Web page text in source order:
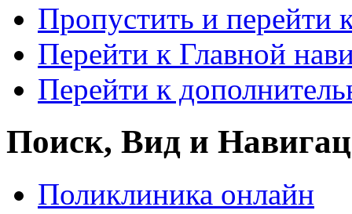
Пропустить и перейти
Перейти к Главной
Перейти к
Поиск, Вид и
Поликлиника онлайн